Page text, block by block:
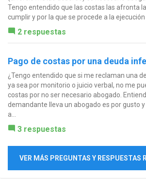
Tengo entendido que las costas las afronta
cumplir y por la que se procede a la ejecución
2 respuestas
Pago de costas por una deuda
¿Tengo entendido que si me reclaman una
ya sea por monitorio o juicio verbal, no me
costas por no ser necesario abogado.
demandante lleva un abogado es por gusto
a...
3 respuestas
VER MÁS PREGUNTAS Y RESPUESTAS